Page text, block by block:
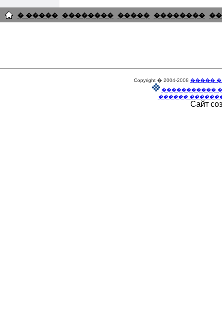
� ����� �������� ����� ��������
Copyright � 2004-2008 �����
�����������
������
Сайт